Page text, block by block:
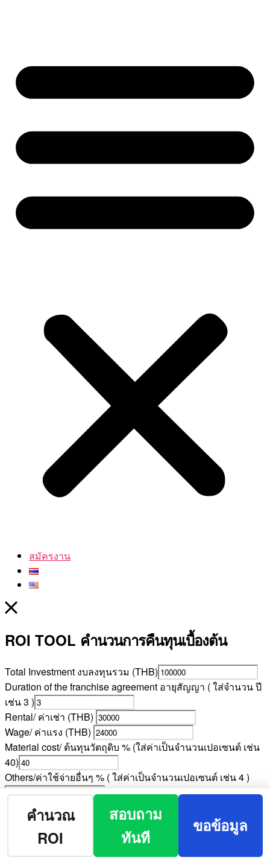
คำนวณ
ROI
สอบถาม
ทันที
ขอข้อมูล
สมัครงาน
ROI TOOL คำนวนการคืนทุนเบื้องต้น
Total Investment งบลงทุนรวม (THB)
Duration of the franchise agreement อายุสัญญา ( ใส่จำนวน ปี
เช่น 3 )
Rental/ ค่าเช่า (THB)
Wage/ ค่าแรง (THB)
Material cost/ ต้นทุนวัตถุดิบ % (ใส่ค่าเป็นจำนวนเปอเซนต์ เช่น
40)
Others/ค่าใช้จ่ายอื่นๆ % ( ใส่ค่าเป็นจำนวนเปอเซนต์ เช่น 4 )
Monthly Revenue ยอดขายต่อเดือน (THB)